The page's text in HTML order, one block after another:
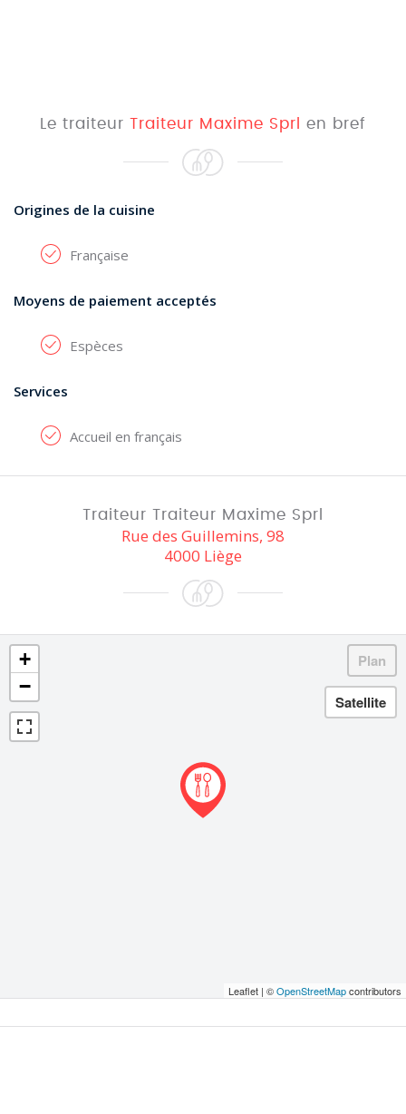
Le traiteur Traiteur Maxime Sprl en bref
Origines de la cuisine
Française
Moyens de paiement acceptés
Espèces
Services
Accueil en français
Traiteur Traiteur Maxime Sprl
Rue des Guillemins, 98
4000 Liège
+
−
Leaflet | ©OpenStreetMapcontributors